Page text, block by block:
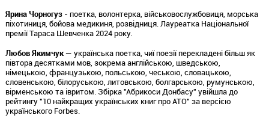
Ярина Чорногуз - поетка, волонтерка, військовослужбовиця, морська
піхотиниця, бойова медикиня, розвідниця. Лауреатка Національної
премії Тараса Шевченка 2024 року.
Любов Якимчук— українська поетка, чиї поезії перекладені більш як
півтора десятками мов, зокрема англійською, шведською,
німецькою, французькою, польською, чеською, словацькою,
словенською, білоруською, литовською, болгарською, румунською,
вірменською та івритом. Збірка "Абрикоси Донбасу" увійшла до
рейтингу "10 найкращих українських книг про АТО" за версією
українського Forbes.